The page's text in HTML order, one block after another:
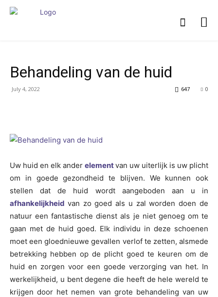
Behandeling van de huid
July 4, 2022 0
647
Uw huid en elk ander elementvan uw uiterlijk is uw plicht
om in goede gezondheid te blijven. We kunnen ook
stellen dat de huid wordt aangeboden aan u in
afhankelijkheid van zo goed als u zal worden doen de
natuur een fantastische dienst als je niet genoeg om te
gaan met de huid goed. Elk individu in deze schoenen
moet een gloednieuwe gevallen verlof te zetten, alsmede
betrekking hebben op de plicht goed te keuren om de
huid en zorgen voor een goede verzorging van het. In
werkelijkheid, u bent degene die heeft de hele wereld te
krijgen door het nemen van grote behandeling van uw